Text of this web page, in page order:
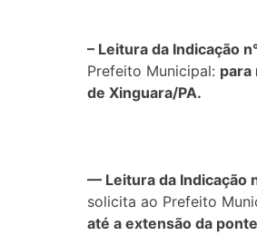
– Leitura da Indicação
Prefeito Municipal: para
de Xinguara/PA.
–– Leitura da Indicação
solicita ao Prefeito
até a extensão da